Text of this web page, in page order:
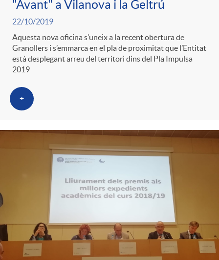
s
a
s
l
t
r
o
e
i
n
g
"Avant" a Vilanova i la Geltrú
22/10/2019
Aquesta nova oficina s’uneix a la recent obertura de
Granollers i s’emmarca en el pla de proximitat que l’Entitat
està desplegant arreu del territori dins del Pla Impulsa
2019
+